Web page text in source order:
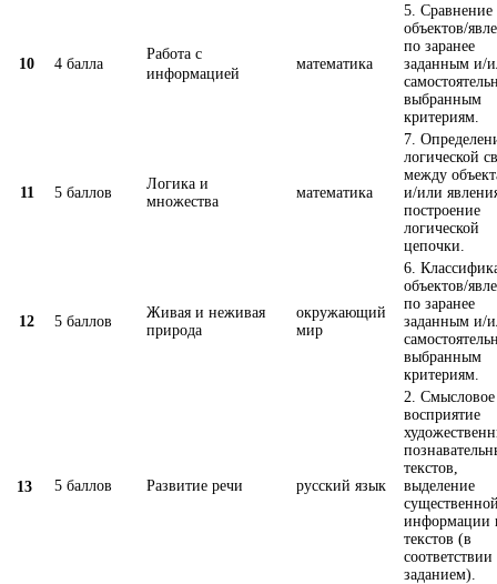
10 4 балла
Работа с
информацией
математика
5. Сравнение
объектов/
по заранее
заданным и/
выбранным
критериям.
11 5 баллов
Логика и
множества
математика
7.
логической
между
и/или
построение
логической
цепочки.
12 5 баллов
Живая и неживая
природа
окружающий
мир
6.
объектов/
по заранее
заданным и/
выбранным
критериям.
13 5 баллов Развитие речи русский язык
2. Смысловое
восприятие
текстов,
выделение
информации
текстов (в
соответствии
заданием).